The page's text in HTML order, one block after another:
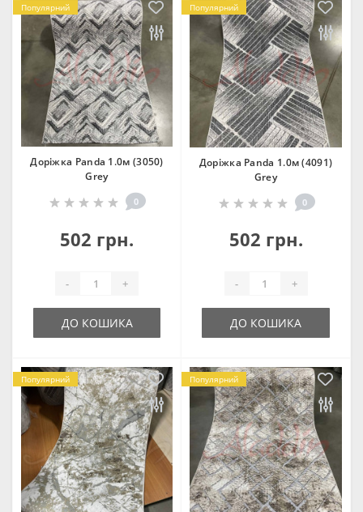
Популярний
Доріжка Panda 1.0м (3050)
Grey
0
502 грн.
- +
ДО КОШИКА
Популярний
Доріжка Panda 1.0м (4091)
Grey
0
502 грн.
- +
ДО КОШИКА
Популярний Популярний